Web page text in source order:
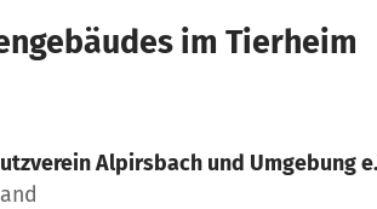
im Tierheim
Alpirsbach und Umgebung